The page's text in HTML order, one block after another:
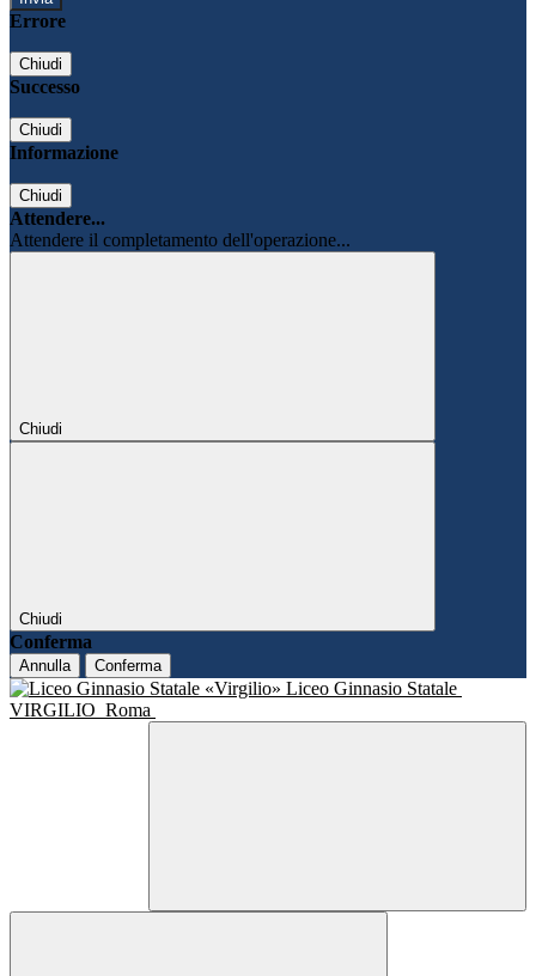
Errore
Chiudi
Successo
Chiudi
Informazione
Chiudi
Attendere...
Attendere il completamento dell'operazione...
Chiudi
Chiudi
Conferma
Annulla Conferma
Liceo Ginnasio Statale
VIRGILIO Roma